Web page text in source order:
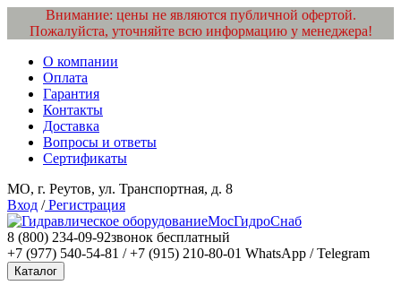
Внимание: цены не являются публичной офертой.
Пожалуйста, уточняйте всю информацию у менеджера!
О компании
Оплата
Гарантия
Контакты
Доставка
Вопросы и ответы
Сертификаты
МО, г. Реутов, ул. Транспортная, д. 8
Вход /Регистрация
МосГидроСнаб
8 (800) 234-09-92звонок бесплатный
+7 (977) 540-54-81 / +7 (915) 210-80-01 WhatsApp / Telegram
Каталог